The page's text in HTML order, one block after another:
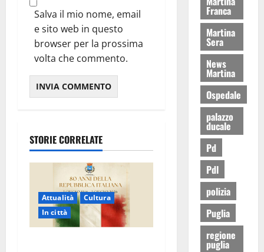
Salva il mio nome, email
e sito web in questo
browser per la prossima
volta che commento.
STORIE CORRELATE
Attualità
Cultura
In città
Franca
Martina
Sera
News
Martina
Ospedale
palazzo
ducale
Pd
Pdl
polizia
Puglia
regione
puglia